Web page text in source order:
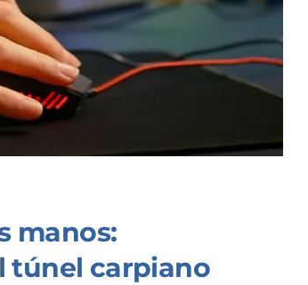
manos:
túnel carpiano